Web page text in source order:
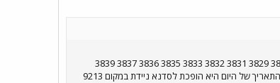
ואלה מספרי האוטובוסים 3366 214 3174 299 9258 9331 767 778 0157 6276 3816 3818 3821 3722 3769 3823 3825 3827 3828 3829 3831 3832 3833 3835 3836 3837 3839
3842 3844 3845 3846 3847 3850 3852 3851 3854 3860 3878 6120 6153 כמו כו 3881 מושבתת לנסיעה בקוי השרות ולמעשה מהתאריך של היום היא הופכת לסדנא ניידת במקום 9213